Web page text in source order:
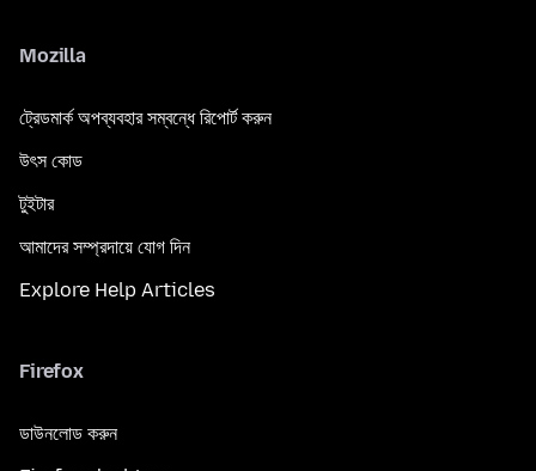
Mozilla
ট্রেডমার্ক অপব্যবহার সম্বন্ধে রিপোর্ট করুন
উৎস কোড
টুইটার
আমাদের সম্প্রদায়ে যোগ দিন
Explore Help Articles
Firefox
ডাউনলোড করুন